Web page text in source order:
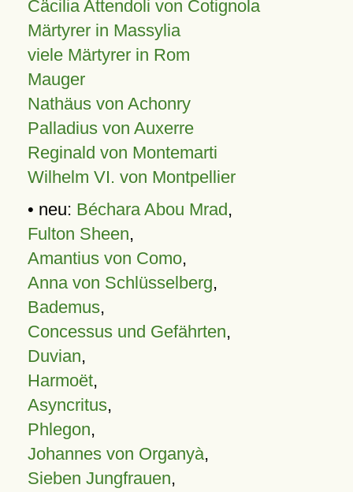
Cäcilia Attendoli von Cotignola
Märtyrer in Massylia
viele Märtyrer in Rom
Mauger
Nathäus von Achonry
Palladius von Auxerre
Reginald von Montemarti
Wilhelm VI. von Montpellier
• neu: Béchara Abou Mrad,
Fulton Sheen,
Amantius von Como,
Anna von Schlüsselberg,
Bademus,
Concessus und Gefährten,
Duvian,
Harmoët,
Asyncritus,
Phlegon,
Johannes von Organyà,
Sieben Jungfrauen,